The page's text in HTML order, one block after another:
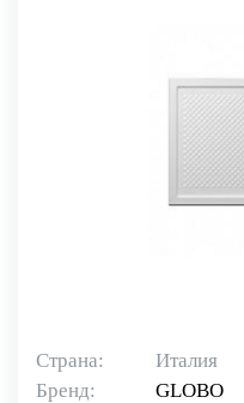
Страна:
Италия
Бренд:
GLOBO